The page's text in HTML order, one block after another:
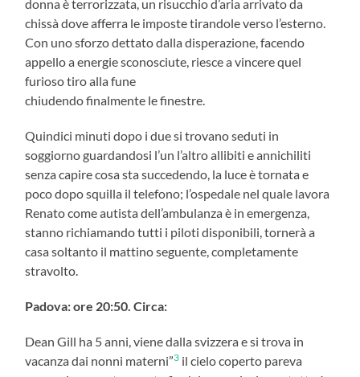
donna è terrorizzata, un risucchio d’aria arrivato da
chissà dove afferra le imposte tirandole verso l’esterno.
Con uno sforzo dettato dalla disperazione, facendo
appello a energie sconosciute, riesce a vincere quel
furioso tiro alla fune
chiudendo finalmente le finestre.
Quindici minuti dopo i due si trovano seduti in
soggiorno guardandosi l’un l’altro allibiti e annichiliti
senza capire cosa sta succedendo, la luce è tornata e
poco dopo squilla il telefono; l’ospedale nel quale lavora
Renato come autista dell’ambulanza è in emergenza,
stanno richiamando tutti i piloti disponibili, tornerà a
casa soltanto il mattino seguente, completamente
stravolto.
Padova: ore 20:50. Circa:
Dean Gill ha 5 anni, viene dalla svizzera e si trova in
vacanza dai nonni materni”3 il cielo coperto pareva